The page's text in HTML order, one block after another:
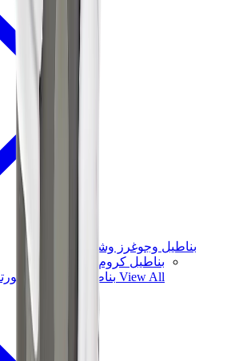
بناطيل وجوغرز وشورتات
بناطيل كروم هارتس
View All بناطيل وجوغرز